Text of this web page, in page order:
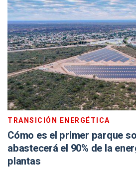
TRANSICIÓN ENERGÉTICA
Cómo es el primer parque
abastecerá el 90% de la
plantas